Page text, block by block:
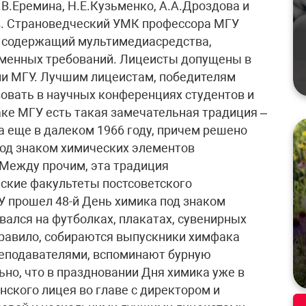
Н.Е.Кузьменко, А.А.Дроздова и
Страноведческий УМК профессора МГУ
мультимедиасредства,
требований. Лицеисты допущены в
МГУ. Лучшим лицеистам, победителям
в научных конференциях студентов и
МГУ есть такая замечательная традиция –
еще в далеком 1966 году, причем решено
знаком химических элементов
прочим, эта традиция
факультеты постсоветского
прошел 48-й День химика под знаком
на футболках, плакатах, сувенирных
собираются выпускники химфака
вспоминают бурную
что в праздновании Дня химика уже в
лицея во главе с директором и